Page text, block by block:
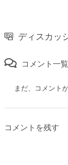
ディスカッ
コメント一覧
まだ、コメント
コメントを残す